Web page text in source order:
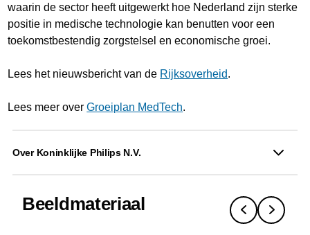
waarin de sector heeft uitgewerkt hoe Nederland zijn sterke
positie in medische technologie kan benutten voor een
toekomstbestendig zorgstelsel en economische groei.
Lees het nieuwsbericht van de Rijksoverheid.
Lees meer overGroeiplan MedTech.
Over Koninklijke Philips N.V.
Beeldmateriaal